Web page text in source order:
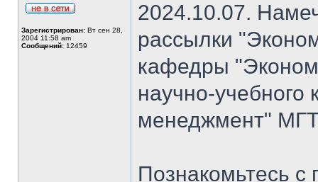
Зарегистрирован: Вт сен 28,
2004 11:58 am
Сообщений: 12459
2024.10.07.
рассылки
кафедры
научно-
менеджмент"
Познакомьтесь